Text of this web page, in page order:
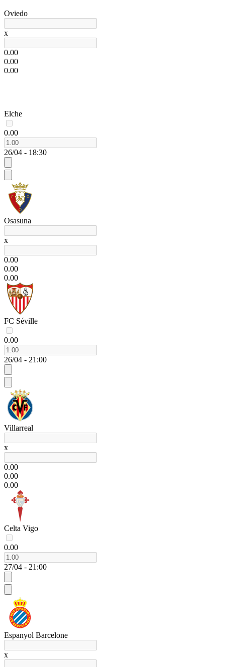
Oviedo
x
0.00
0.00
0.00
Elche
0.00
26/04 - 18:30
Osasuna
x
0.00
0.00
0.00
FC Séville
0.00
26/04 - 21:00
Villarreal
x
0.00
0.00
0.00
Celta Vigo
0.00
27/04 - 21:00
Espanyol Barcelone
x